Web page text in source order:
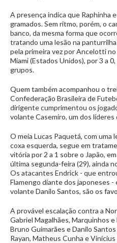
A presença indica que Raphinha
gramados. Sem ritmo, porém, o
banco, da mesma forma que
tratando uma lesão na
pela primeira vez por Ancelotti
Miami (Estados Unidos), por 3 a
grupos.
Quem também acompanhou o
Confederação Brasileira de
dirigente cumprimentou os
volante Casemiro, um dos líderes
O meia Lucas Paquetá, com uma
coxa esquerda, segue em
vitória por 2 a 1 sobre o Japão,
última segunda-feira (29), ainda
Os atacantes Endrick - que
Flamengo diante dos japoneses -
volante Danilo Santos, são os
A provável escalação contra a
Gabriel Magalhães, Marquinhos
Bruno Guimarães e Danilo
Rayan, Matheus Cunha e Vinícius